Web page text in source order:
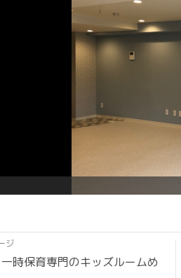
ジ
保育専門のキッズルームめ